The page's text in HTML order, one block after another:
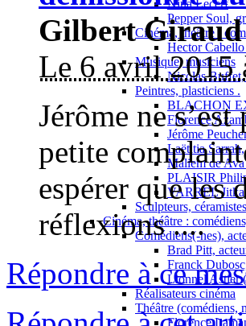
Nina Lecerf
Pepper Soul,
Cinéma, théâtre :
Hector Cabello
Musique, musiciens
Nicolas
Peintres, plasticiens .
BLACHON
Florence
Jérôme
Laëtitia
Maliem de
PLAISIR
VARREL
Sculpteurs,
Cinéma, théâtre :
Comédiens(-nes),
Brad Pitt,
Franck
Lionnel Astier
Réalisateurs cinéma
Théâtre (comédiens,
Florence
Gilbert Giraud
Le 6 avril 2015
Jérôme ne
petite
espérer que les
réflexions ....
Répondre à ce